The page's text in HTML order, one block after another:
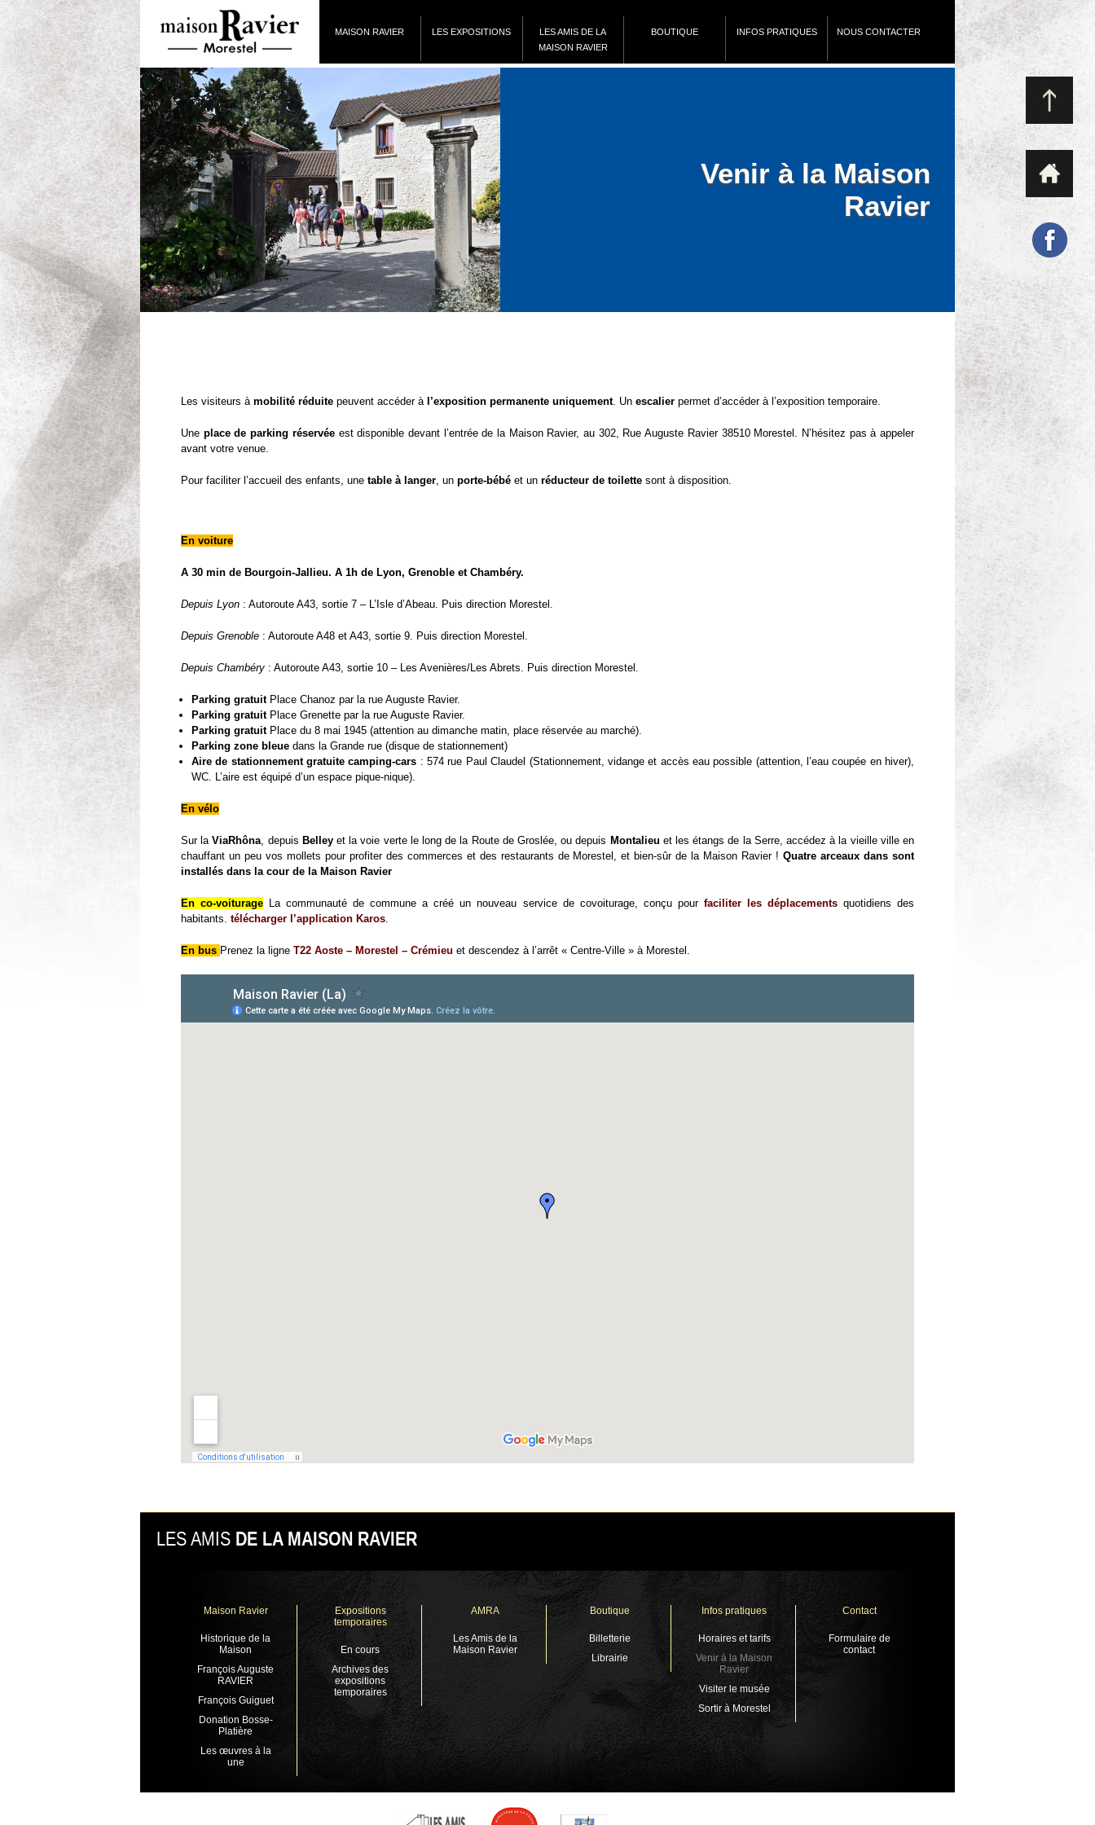
MAISON RAVIER LES EXPOSITIONS
LES AMIS DE LA
MAISON RAVIER
BOUTIQUE INFOS PRATIQUES NOUS CONTACTER
Venir à la Maison
Ravier
Les visiteurs à mobilité réduite peuvent accéder à l’exposition permanente uniquement. Un escalier permet d’accéder à l’exposition temporaire.
Une place de parking réservée est disponible devant l’entrée de la Maison Ravier, au 302, Rue Auguste Ravier 38510 Morestel. N’hésitez pas à appeler
avant votre venue.
Pour faciliter l’accueil des enfants, une table à langer, un porte-bébé et un réducteur de toilette sont à disposition.
En voiture
A 30 min de Bourgoin-Jallieu. A 1h de Lyon, Grenoble et Chambéry.
Depuis Lyon : Autoroute A43, sortie 7 – L’Isle d’Abeau. Puis direction Morestel.
Depuis Grenoble : Autoroute A48 et A43, sortie 9. Puis direction Morestel.
Depuis Chambéry : Autoroute A43, sortie 10 – Les Avenières/Les Abrets. Puis direction Morestel.
Parking gratuitPlace Chanoz par la rue Auguste Ravier.
Parking gratuitPlace Grenette par la rue Auguste Ravier.
Parking gratuit Place du 8 mai 1945 (attention au dimanche matin, place réservée au marché).
Parking zone bleue dans la Grande rue (disque de stationnement)
Aire de stationnement gratuite camping-cars : 574 rue Paul Claudel (Stationnement, vidange et accès eau possible (attention, l’eau coupée en hiver),
WC. L’aire est équipé d’un espace pique-nique).
En vélo
Sur laViaRhôna, depuis Belleyet la voie verte le long de la Route de Groslée, ou depuis Montalieu et les étangs de la Serre, accédez à la vieille ville en
chauffant un peu vos mollets pour profiter des commerces et des restaurants de Morestel, et bien-sûr de la Maison Ravier !Quatre arceaux dans sont
installés dans la cour de la Maison Ravier
En co-voiturage La communauté de commune a créé un nouveau service de covoiturage, conçu pour faciliter les déplacementsquotidiens des
habitants. télécharger l’application Karos.
En bus Prenez la ligne T22 Aoste – Morestel – Crémieu et descendez à l’arrêt « Centre-Ville » à Morestel.
LES AMIS DE LA MAISON RAVIER
Maison Ravier
Historique de la
Maison
François Auguste
RAVIER
François Guiguet
Donation Bosse-
Platière
Les œuvres à la
une
Expositions
temporaires
En cours
Archives des
expositions
temporaires
AMRA
Les Amis de la
Maison Ravier
Boutique
Billetterie
Librairie
Infos pratiques
Horaires et tarifs
Venir à la Maison
Ravier
Visiter le musée
Sortir à Morestel
Contact
Formulaire de
contact